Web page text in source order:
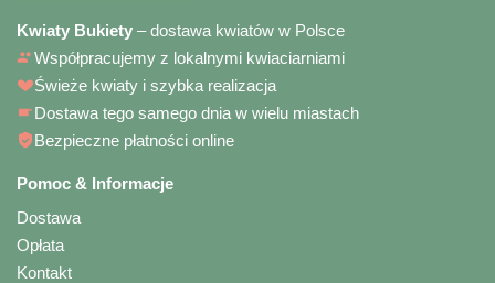
Kwiaty Bukiety – dostawa kwiatów w Polsce
Współpracujemy z lokalnymi kwiaciarniami
Świeże kwiaty i szybka realizacja
Dostawa tego samego dnia w wielu miastach
Bezpieczne płatności online
Pomoc & Informacje
Dostawa
Opłata
Kontakt